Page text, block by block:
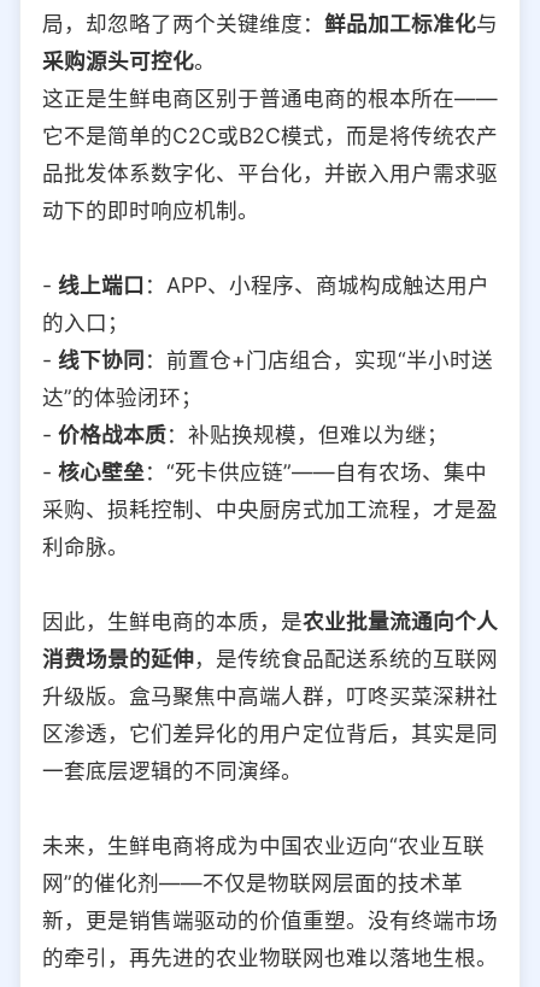
局，却忽略了两个关键维度： 鲜品加工标准化与
采购源头可控化。
这正是生鲜电商区别于普通电商的根本所在——
它不是简单的C2C或B2C模式，而是将传统农产
品批发体系数字化、平台化，并嵌入用户需求驱
动下的即时响应机制。
- 线上端口：APP、小程序、商城构成触达用户
的入口；
- 线下协同：前置仓+门店组合，实现“半小时送
达”的体验闭环；
- 价格战本质：补贴换规模，但难以为继；
- 核心壁垒：“死卡供应链”——自有农场、集中
采购、损耗控制、中央厨房式加工流程，才是盈
利命脉。
因此，生鲜电商的本质，是农业批量流通向个人
消费场景的延伸，是传统食品配送系统的互联网
升级版。盒马聚焦中高端人群，叮咚买菜深耕社
区渗透，它们差异化的用户定位背后，其实是同
一套底层逻辑的不同演绎。
未来，生鲜电商将成为中国农业迈向“农业互联
网”的催化剂——不仅是物联网层面的技术革
新，更是销售端驱动的价值重塑。没有终端市场
的牵引，再先进的农业物联网也难以落地生根。